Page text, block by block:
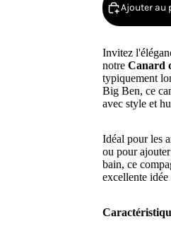
Ajouter au
Invitez
notre Canard
typiquement
Big Ben, ce
avec style et
Idéal pour les
ou pour
bain, ce
excellente idée